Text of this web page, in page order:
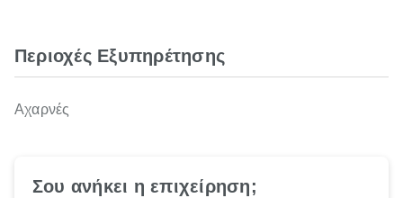
Περιοχές Εξυπηρέτησης
Αχαρνές
Σου ανήκει η επιχείρηση;